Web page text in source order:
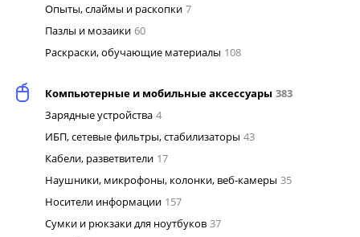
Опыты, слаймы и раскопки 7
Пазлы и мозаики 60
Раскраски, обучающие материалы 108
Компьютерные и мобильные аксессуары 383
Зарядные устройства 4
ИБП, сетевые фильтры, стабилизаторы 43
Кабели, разветвители 17
Наушники, микрофоны, колонки, веб-камеры 35
Носители информации 157
Сумки и рюкзаки для ноутбуков 37